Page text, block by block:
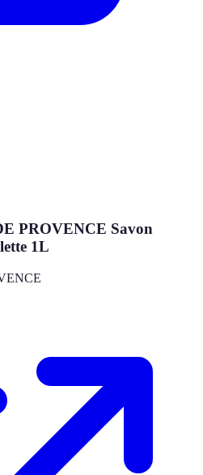
PROVENCE Savon
1L